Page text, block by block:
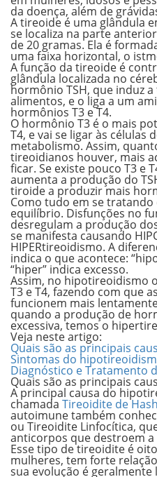
da doença, além de
A tireoide é uma glândula
se localiza na parte
de 20 gramas. Ela é
uma faixa horizontal, o
A função da tireoide é
glândula localizada no
hormônio TSH, que induz
alimentos, e o liga a um
hormônios T3 e T4.
O hormônio T3 é o mais
T4, e vai se ligar às células
metabolismo. Assim,
tireoidianos houver, mais
ficar. Se existe pouco T3 e
aumenta a produção do
tiroide a produzir mais
Como tudo em se tratando
equilíbrio. Disfunções no
desregulam a produção
se manifesta causando
HIPERtireoidismo. A
indica o que acontece: “
“hiper” indica excesso.
Assim, no hipotireoidismo
T3 e T4, fazendo com que
funcionem mais
quando a produção de
excessiva, temos o
Veja neste artigo:
Quais são as principais
Sintomas do
Diagnóstico e Tratamento
Quais são as principais
A principal causa do
chamada Tireoidite de
autoimune também
ou Tireoidite Linfocítica,
anticorpos que destroem
Esse tipo de tireoidite é
mulheres, tem forte
sua evolução é geralmente